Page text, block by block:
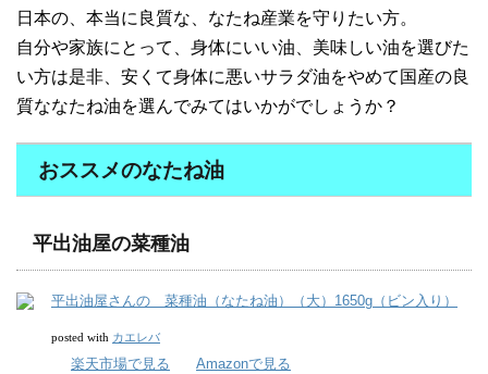
日本の、本当に良質な、なたね産業を守りたい方。
自分や家族にとって、身体にいい油、美味しい油を選びた
い方は是非、安くて身体に悪いサラダ油をやめて国産の良
質ななたね油を選んでみてはいかがでしょうか？
おススメのなたね油
平出油屋の菜種油
平出油屋さんの 菜種油（なたね油）（大）1650g（ビン入り）
posted with カエレバ
楽天市場で見る Amazonで見る